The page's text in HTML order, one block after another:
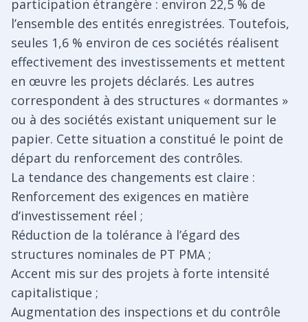
participation étrangère : environ 22,5 % de
l’ensemble des entités enregistrées. Toutefois,
seules 1,6 % environ de ces sociétés réalisent
effectivement des investissements et mettent
en œuvre les projets déclarés. Les autres
correspondent à des structures « dormantes »
ou à des sociétés existant uniquement sur le
papier. Cette situation a constitué le point de
départ du renforcement des contrôles.
La tendance des changements est claire :
Renforcement des exigences en matière
d’investissement réel ;
Réduction de la tolérance à l’égard des
structures nominales de PT PMA ;
Accent mis sur des projets à forte intensité
capitalistique ;
Augmentation des inspections et du contrôle